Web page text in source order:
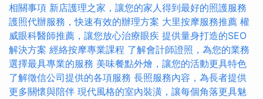
相關事項 新店護理之家，讓您的家人得到最好的照護服務
護照代辦服務，快速有效的辦理方案 大里按摩服務推薦 權
威眼科醫師推薦，讓您放心治療眼疾 提供量身打造的SEO
解決方案 經絡按摩專業課程 了解會計師證照，為您的業務
選擇最具專業的服務 美味餐點外燴，讓您的活動更具特色
了解徵信公司提供的各項服務 長照服務內容，為長者提供
更多關懷與陪伴 現代風格的室內裝潢，讓每個角落更具魅